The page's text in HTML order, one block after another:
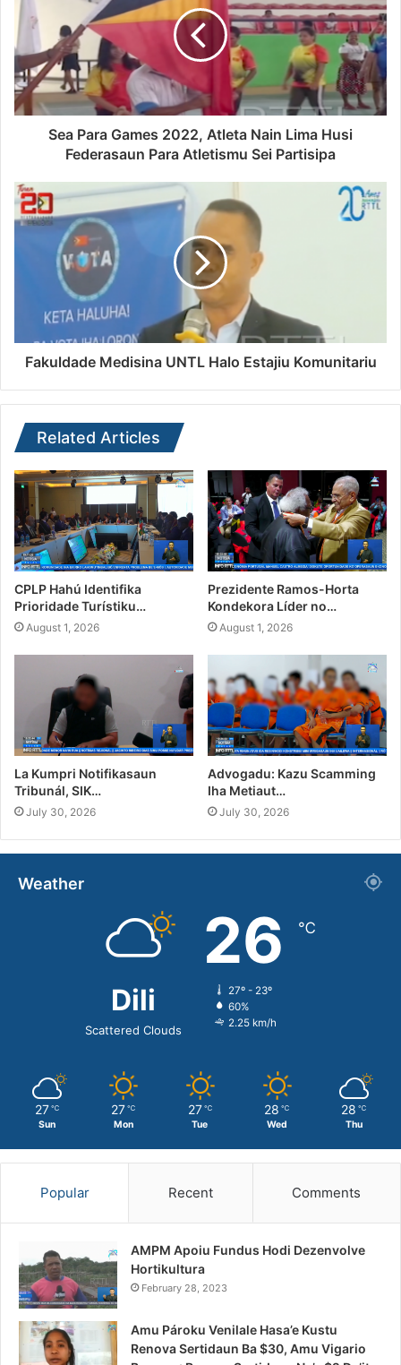
Sea Para Games 2022, Atleta Nain Lima Husi
Federasaun Para Atletismu Sei Partisipa
Fakuldade Medisina UNTL Halo Estajiu Komunitariu
Related Articles
CPLP Hahú Identifika
Prioridade Turístiku…
August 1, 2026
Prezidente Ramos-Horta
Kondekora Líder no…
August 1, 2026
La Kumpri Notifikasaun
Tribunál, SIK…
July 30, 2026
Advogadu: Kazu Scamming
Iha Metiaut…
July 30, 2026
Weather
Dili
Scattered Clouds
26 ℃
27º - 23º
60%
2.25 km/h
27 ℃
Sun
27 ℃
Mon
27 ℃
Tue
28 ℃
Wed
28 ℃
Thu
Popular Recent Comments
AMPM Apoiu Fundus Hodi Dezenvolve
Hortikultura
February 28, 2023
Amu Pároku Venilale Hasa’e Kustu
Renova Sertidaun Ba $30, Amu Vigario